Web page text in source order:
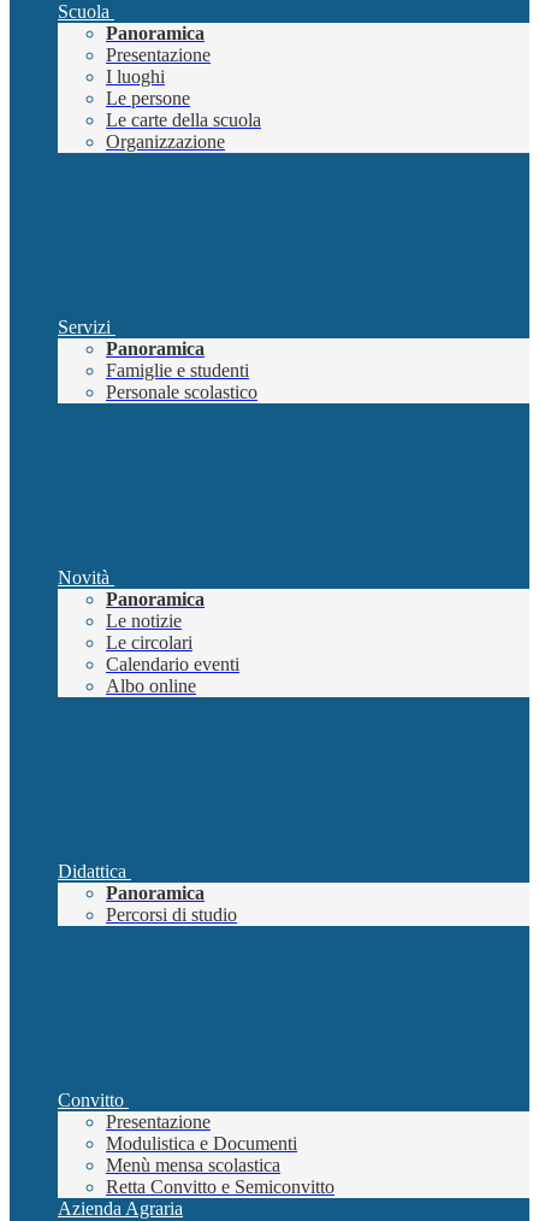
Scuola
Panoramica
Presentazione
I luoghi
Le persone
Le carte della scuola
Organizzazione
Servizi
Panoramica
Famiglie e studenti
Personale scolastico
Novità
Panoramica
Le notizie
Le circolari
Calendario eventi
Albo online
Didattica
Panoramica
Percorsi di studio
Convitto
Presentazione
Modulistica e Documenti
Menù mensa scolastica
Retta Convitto e Semiconvitto
Azienda Agraria